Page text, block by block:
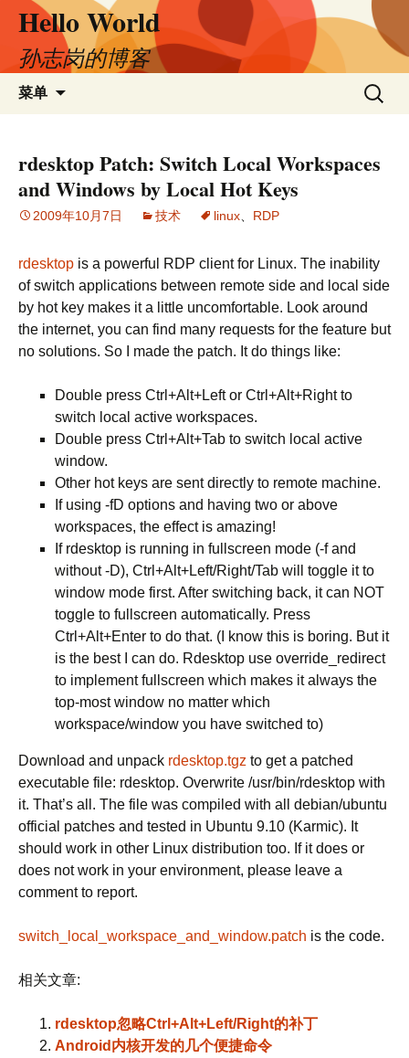
文
Hello World
孙志岗的博客
菜单
搜
索：
rdesktop Patch: Switch Local Workspaces
and Windows by Local Hot Keys
2009年10月7日 技术 linux RDP
rdesktop is a powerful RDP client for Linux. The inability
of switch applications between remote side and local side
by hot key makes it a little uncomfortable. Look around
the internet, you can find many requests for the feature but
no solutions. So I made the patch. It do things like:
Double press Ctrl+Alt+Left or Ctrl+Alt+Right to
switch local active workspaces.
Double press Ctrl+Alt+Tab to switch local active
window.
Other hot keys are sent directly to remote machine.
If using -fD options and having two or above
workspaces, the effect is amazing!
If rdesktop is running in fullscreen mode (-f and
without -D), Ctrl+Alt+Left/Right/Tab will toggle it to
window mode first. After switching back, it can NOT
toggle to fullscreen automatically. Press
Ctrl+Alt+Enter to do that. (I know this is boring. But it
is the best I can do. Rdesktop use override_redirect
to implement fullscreen which makes it always the
top-most window no matter which
workspace/window you have switched to)
Download and unpack rdesktop.tgz to get a patched
executable file: rdesktop. Overwrite /usr/bin/rdesktop with
it. That’s all. The file was compiled with all debian/ubuntu
official patches and tested in Ubuntu 9.10 (Karmic). It
should work in other Linux distribution too. If it does or
does not work in your environment, please leave a
comment to report.
switch_local_workspace_and_window.patch is the code.
相关文章:
rdesktop忽略Ctrl+Alt+Left/Right的补丁
Android内核开发的几个便捷命令